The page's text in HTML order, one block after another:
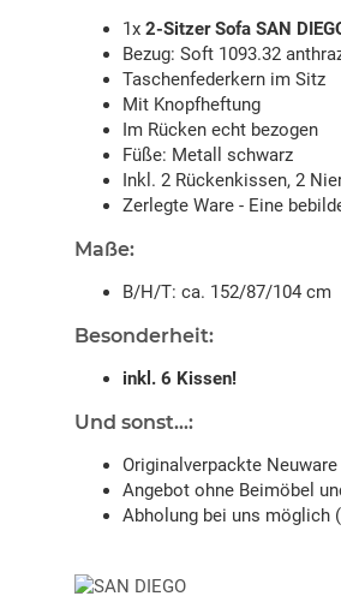
1x 2-Sitzer Sofa SAN
Bezug: Soft 1093.32
Taschenfederkern im Sitz
Mit Knopfheftung
Im Rücken echt bezogen
Füße: Metall schwarz
Inkl. 2 Rückenkissen, 2
Zerlegte Ware - Eine
Maße:
B/H/T: ca. 152/87/104 cm
Besonderheit:
inkl. 6 Kissen!
Und sonst...:
Originalverpackte Neuware
Angebot ohne Beimöbel
Abholung bei uns möglich